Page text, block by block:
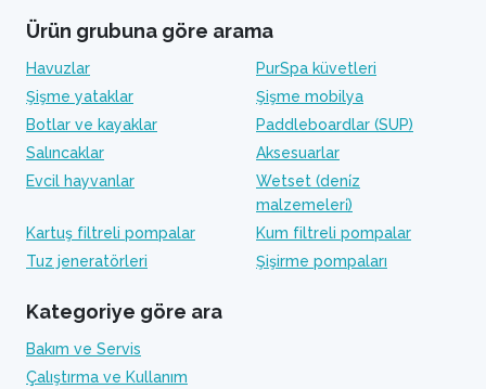
Ürün grubuna göre arama
Havuzlar
PurSpa küvetleri
Şişme yataklar
Şişme mobilya
Botlar ve kayaklar
Paddleboardlar (SUP)
Salıncaklar
Aksesuarlar
Evcil hayvanlar
Wetset (deni̇z
malzemeleri̇)
Kartuş filtreli pompalar
Kum filtreli pompalar
Tuz jeneratörleri
Şişirme pompaları
Kategoriye göre ara
Bakım ve Servis
Çalıştırma ve Kullanım